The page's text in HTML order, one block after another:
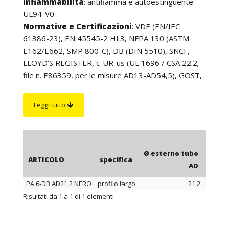
UL94-V0.
Normative e Certificazioni: VDE (EN/IEC
61386-23), EN 45545-2 HL3, NFPA 130 (ASTM
E162/E662, SMP 800-C), DB (DIN 5510), SNCF,
LLOYD’S REGISTER, c-UR-us (UL 1696 / CSA 22.2;
file n. E86359, per le misure AD13-AD54,5), GOST,
Caratteristiche
parete spessorata. Resistenza all’acqua, agli oli
oli minerali, ai grassi, agli alcali, agli acidi ed alle basi.
Buona resistenza ai raggi UV. Non contiene né
profilo largo, è caratterizzato da maggior
resistenza meccanica e maggior flessibilità,
Leggi tutto
ARTICOLO specifica
Ø esterno tubo
AD
ARTICOLO specifica
PA 6-DB AD21,2 NERO profilo largo 21,2
Risultati da 1 a 1 di 1 elementi